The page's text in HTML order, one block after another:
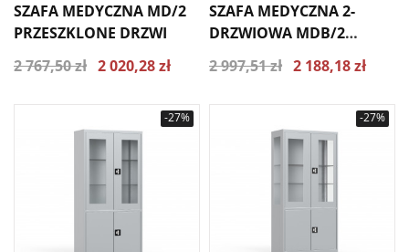
SZAFA MEDYCZNA MD/2
PRZESZKLONE DRZWI
2 767,50 zł 2 020,28 zł
SZAFA MEDYCZNA 2-
DRZWIOWA MDB/2
PRZESZKLONE DRZWI I
BOKI
2 997,51 zł 2 188,18 zł
-27% -27%